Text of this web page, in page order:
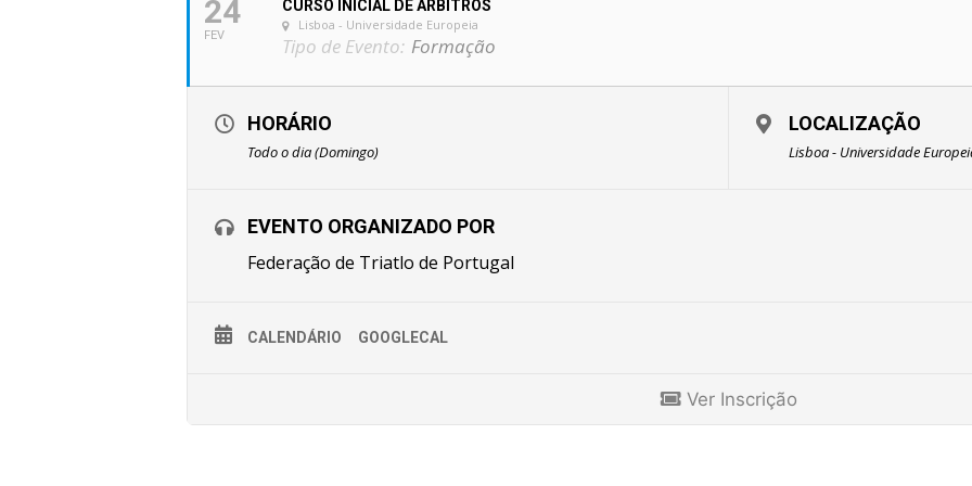
24
FEV
CURSO INICIAL DE ÁRBITROS
Lisboa - Universidade Europeia
Tipo de Evento: Formação
HORÁRIO
Todo o dia (Domingo)
LOCALIZAÇÃO
Lisboa - Universidade
EVENTO ORGANIZADO POR
Federação de Triatlo de Portugal
CALENDÁRIO GOOGLECAL
Ver Inscrição